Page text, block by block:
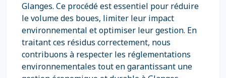
Glanges. Ce procédé est essentiel pour réduire
le volume des boues, limiter leur impact
environnemental et optimiser leur gestion. En
traitant ces résidus correctement, nous
contribuons à respecter les réglementations
environnementales tout en garantissant une